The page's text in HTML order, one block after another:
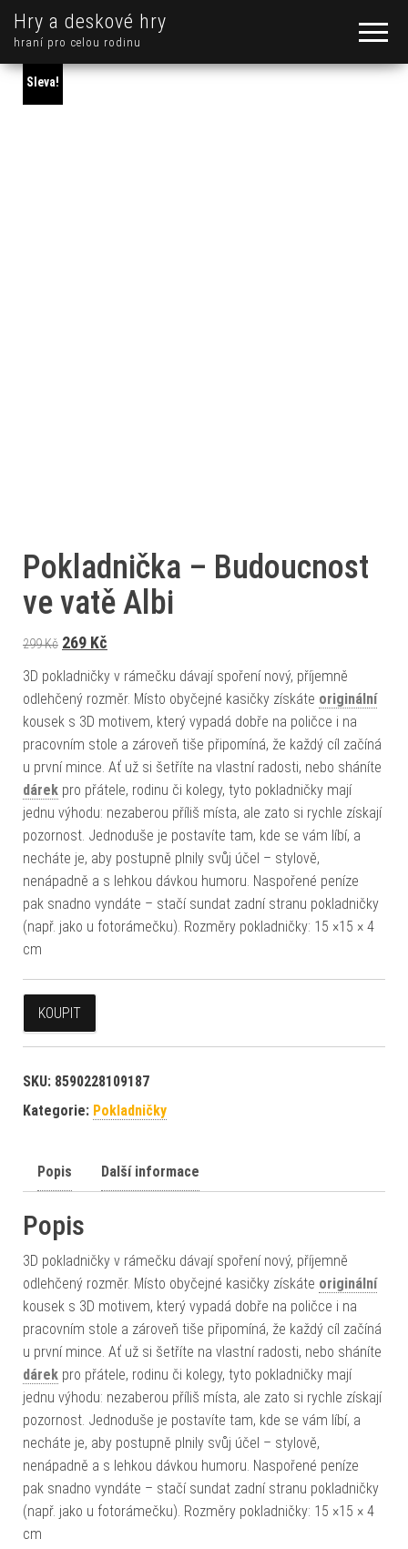
Hry a deskové hry
hraní pro celou rodinu
Sleva!
Pokladnička – Budoucnost
ve vatě Albi
299Kč Původní cena byla: 299 Kč.
269 Kč
3D pokladničky v rámečku dávají spoření nový, příjemně
odlehčený rozměr. Místo obyčejné kasičky získáte originální
kousek s 3D motivem, který vypadá dobře na poličce i na
pracovním stole a zároveň tiše připomíná, že každý cíl začíná
u první mince. Ať už si šetříte na vlastní radosti, nebo sháníte
dárek pro přátele, rodinu či kolegy, tyto pokladničky mají
jednu výhodu: nezaberou příliš místa, ale zato si rychle získají
pozornost. Jednoduše je postavíte tam, kde se vám líbí, a
necháte je, aby postupně plnily svůj účel – stylově,
nenápadně a s lehkou dávkou humoru. Naspořené peníze
pak snadno vyndáte – stačí sundat zadní stranu pokladničky
(např. jako u fotorámečku). Rozměry pokladničky: 15 ×15 × 4
cm
KOUPIT
SKU: 8590228109187
Kategorie: Pokladničky
Popis Další informace
Popis
3D pokladničky v rámečku dávají spoření nový, příjemně
odlehčený rozměr. Místo obyčejné kasičky získáte originální
kousek s 3D motivem, který vypadá dobře na poličce i na
pracovním stole a zároveň tiše připomíná, že každý cíl začíná
u první mince. Ať už si šetříte na vlastní radosti, nebo sháníte
dárek pro přátele, rodinu či kolegy, tyto pokladničky mají
jednu výhodu: nezaberou příliš místa, ale zato si rychle získají
pozornost. Jednoduše je postavíte tam, kde se vám líbí, a
necháte je, aby postupně plnily svůj účel – stylově,
nenápadně a s lehkou dávkou humoru. Naspořené peníze
pak snadno vyndáte – stačí sundat zadní stranu pokladničky
(např. jako u fotorámečku). Rozměry pokladničky: 15 ×15 × 4
cm